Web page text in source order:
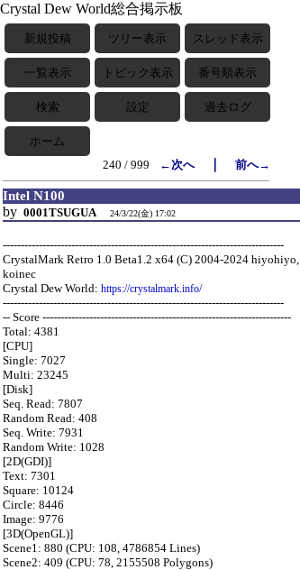
Crystal Dew World総合掲示板
新規投稿 ツリー表示 スレッド表示
一覧表示 トピック表示 番号順表示
検索 設定 過去ログ
ホーム
240 / 999
←次へ｜ 前へ→
Intel N100
by 0001TSUGUA 24/3/22(金) 17:02
------------------------------------------------------------------------------
CrystalMark Retro 1.0 Beta1.2 x64 (C) 2004-2024 hiyohiyo,
koinec
Crystal Dew World: https://crystalmark.info/
------------------------------------------------------------------------------
-- Score ---------------------------------------------------------------------
Total: 4381
[CPU]
Single: 7027
Multi: 23245
[Disk]
Seq. Read: 7807
Random Read: 408
Seq. Write: 7931
Random Write: 1028
[2D(GDI)]
Text: 7301
Square: 10124
Circle: 8446
Image: 9776
[3D(OpenGL)]
Scene1: 880 (CPU: 108, 4786854 Lines)
Scene2: 409 (CPU: 78, 2155508 Polygons)